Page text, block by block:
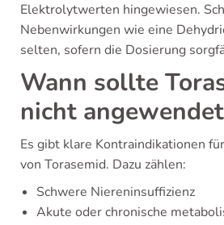
Elektrolytwerten hingewiesen.
Nebenwirkungen wie eine
selten, sofern die Dosierung
Wann sollte
nicht
Es gibt klare Kontraindikationen
von Torasemid. Dazu zählen:
Schwere Niereninsuffizienz
Akute oder chronische